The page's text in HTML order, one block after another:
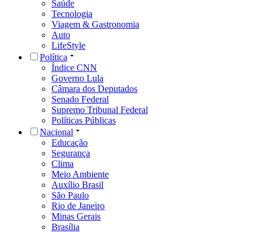
Saúde
Tecnologia
Viagem & Gastronomia
Auto
LifeStyle
Política
Índice CNN
Governo Lula
Câmara dos Deputados
Senado Federal
Supremo Tribunal Federal
Políticas Públicas
Nacional
Educação
Segurança
Clima
Meio Ambiente
Auxílio Brasil
São Paulo
Rio de Janeiro
Minas Gerais
Brasília